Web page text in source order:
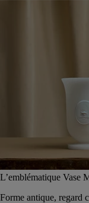
L’emblématique Vase
Forme antique, regard